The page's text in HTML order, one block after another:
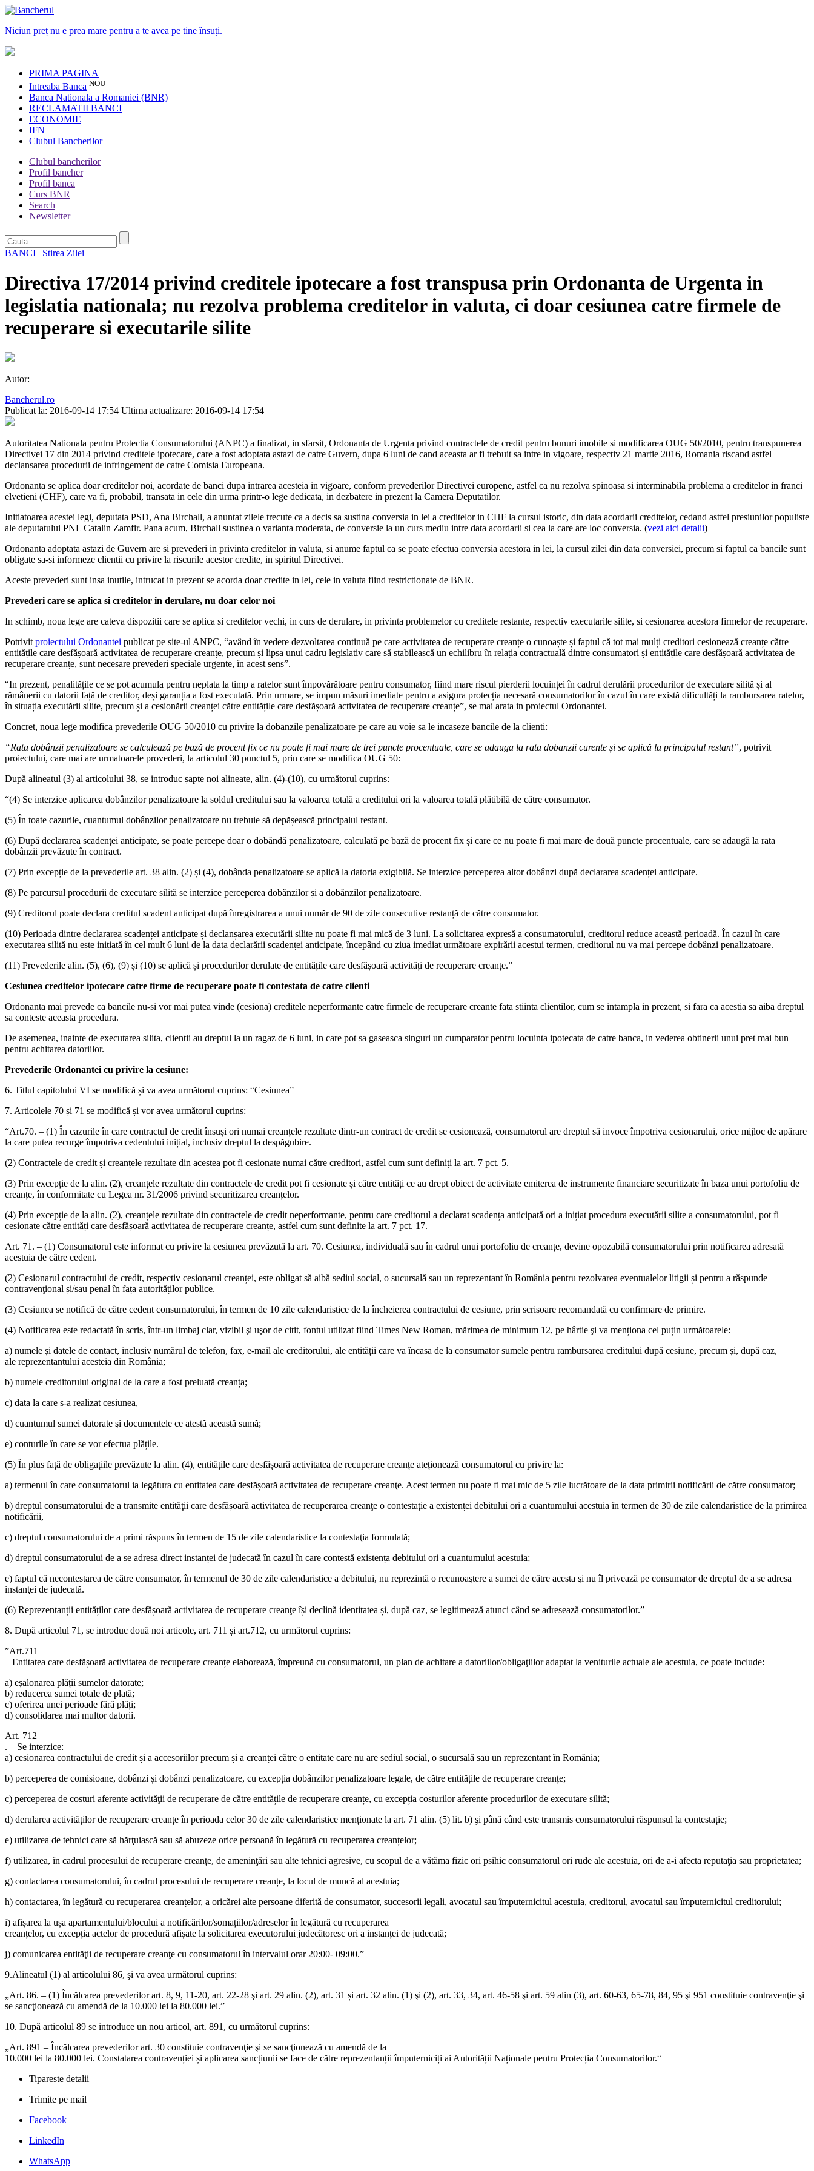
Niciun preț nu e prea mare pentru a te avea pe tine însuți.
PRIMA PAGINA
Intreaba Banca NOU
Banca Nationala a Romaniei (BNR)
RECLAMATII BANCI
ECONOMIE
IFN
Clubul Bancherilor
Clubul bancherilor
Profil bancher
Profil banca
Curs BNR
Search
Newsletter
BANCI | Stirea Zilei
Directiva 17/2014 privind creditele ipotecare a fost transpusa prin Ordonanta de Urgenta in
legislatia nationala; nu rezolva problema creditelor in valuta, ci doar cesiunea catre firmele de
recuperare si executarile silite
Autor:
Bancherul.ro
Publicat la: 2016-09-14 17:54 Ultima actualizare: 2016-09-14 17:54
Autoritatea Nationala pentru Protectia Consumatorului (ANPC) a finalizat, in sfarsit, Ordonanta de Urgenta privind contractele de credit pentru bunuri imobile si modificarea OUG 50/2010, pentru transpunerea
Directivei 17 din 2014 privind creditele ipotecare, care a fost adoptata astazi de catre Guvern, dupa 6 luni de cand aceasta ar fi trebuit sa intre in vigoare, respectiv 21 martie 2016, Romania riscand astfel
declansarea procedurii de infringement de catre Comisia Europeana.
Ordonanta se aplica doar creditelor noi, acordate de banci dupa intrarea acesteia in vigoare, conform prevederilor Directivei europene, astfel ca nu rezolva spinoasa si interminabila problema a creditelor in franci
elvetieni (CHF), care va fi, probabil, transata in cele din urma printr-o lege dedicata, in dezbatere in prezent la Camera Deputatilor.
Initiatoarea acestei legi, deputata PSD, Ana Birchall, a anuntat zilele trecute ca a decis sa sustina conversia in lei a creditelor in CHF la cursul istoric, din data acordarii creditelor, cedand astfel presiunilor populiste
ale deputatului PNL Catalin Zamfir. Pana acum, Birchall sustinea o varianta moderata, de conversie la un curs mediu intre data acordarii si cea la care are loc conversia. (vezi aici detalii)
Ordonanta adoptata astazi de Guvern are si prevederi in privinta creditelor in valuta, si anume faptul ca se poate efectua conversia acestora in lei, la cursul zilei din data conversiei, precum si faptul ca bancile sunt
obligate sa-si informeze clientii cu privire la riscurile acestor credite, in spiritul Directivei.
Aceste prevederi sunt insa inutile, intrucat in prezent se acorda doar credite in lei, cele in valuta fiind restrictionate de BNR.
Prevederi care se aplica si creditelor in derulare, nu doar celor noi
In schimb, noua lege are cateva dispozitii care se aplica si creditelor vechi, in curs de derulare, in privinta problemelor cu creditele restante, respectiv executarile silite, si cesionarea acestora firmelor de recuperare.
Potrivit proiectului Ordonantei publicat pe site-ul ANPC, “având în vedere dezvoltarea continuă pe care activitatea de recuperare creanțe o cunoaște și faptul că tot mai mulți creditori cesionează creanțe către
entitățile care desfășoară activitatea de recuperare creanțe, precum și lipsa unui cadru legislativ care să stabilească un echilibru în relația contractuală dintre consumatori și entitățile care desfășoară activitatea de
recuperare creanțe, sunt necesare prevederi speciale urgente, în acest sens”.
“In prezent, penalitățile ce se pot acumula pentru neplata la timp a ratelor sunt împovărătoare pentru consumator, fiind mare riscul pierderii locuinței în cadrul derulării procedurilor de executare silită și al
rămânerii cu datorii față de creditor, deși garanția a fost executată. Prin urmare, se impun măsuri imediate pentru a asigura protecția necesară consumatorilor în cazul în care există dificultăți la rambursarea ratelor,
în situația executării silite, precum și a cesionării creanței către entitățile care desfășoară activitatea de recuperare creanțe”, se mai arata in proiectul Ordonantei.
Concret, noua lege modifica prevederile OUG 50/2010 cu privire la dobanzile penalizatoare pe care au voie sa le incaseze bancile de la clienti:
“Rata dobânzii penalizatoare se calculează pe bază de procent fix ce nu poate fi mai mare de trei puncte procentuale, care se adauga la rata dobanzii curente și se aplică la principalul restant”, potrivit
proiectului, care mai are urmatoarele provederi, la articolul 30 punctul 5, prin care se modifica OUG 50:
După alineatul (3) al articolului 38, se introduc șapte noi alineate, alin. (4)-(10), cu următorul cuprins:
“(4) Se interzice aplicarea dobânzilor penalizatoare la soldul creditului sau la valoarea totală a creditului ori la valoarea totală plătibilă de către consumator.
(5) În toate cazurile, cuantumul dobânzilor penalizatoare nu trebuie să depășească principalul restant.
(6) După declararea scadenței anticipate, se poate percepe doar o dobândă penalizatoare, calculată pe bază de procent fix și care ce nu poate fi mai mare de două puncte procentuale, care se adaugă la rata
dobânzii prevăzute în contract.
(7) Prin excepție de la prevederile art. 38 alin. (2) și (4), dobânda penalizatoare se aplică la datoria exigibilă. Se interzice perceperea altor dobânzi după declararea scadenței anticipate.
(8) Pe parcursul procedurii de executare silită se interzice perceperea dobânzilor și a dobânzilor penalizatoare.
(9) Creditorul poate declara creditul scadent anticipat după înregistrarea a unui număr de 90 de zile consecutive restanță de către consumator.
(10) Perioada dintre declararea scadenței anticipate și declanșarea executării silite nu poate fi mai mică de 3 luni. La solicitarea expresă a consumatorului, creditorul reduce această perioadă. În cazul în care
executarea silită nu este inițiată în cel mult 6 luni de la data declarării scadenței anticipate, începând cu ziua imediat următoare expirării acestui termen, creditorul nu va mai percepe dobânzi penalizatoare.
(11) Prevederile alin. (5), (6), (9) și (10) se aplică și procedurilor derulate de entitățile care desfășoară activități de recuperare creanțe.”
Cesiunea creditelor ipotecare catre firme de recuperare poate fi contestata de catre clienti
Ordonanta mai prevede ca bancile nu-si vor mai putea vinde (cesiona) creditele neperformante catre firmele de recuperare creante fata stiinta clientilor, cum se intampla in prezent, si fara ca acestia sa aiba dreptul
sa conteste aceasta procedura.
De asemenea, inainte de executarea silita, clientii au dreptul la un ragaz de 6 luni, in care pot sa gaseasca singuri un cumparator pentru locuinta ipotecata de catre banca, in vederea obtinerii unui pret mai bun
pentru achitarea datoriilor.
Prevederile Ordonantei cu privire la cesiune:
6. Titlul capitolului VI se modifică și va avea următorul cuprins: “Cesiunea”
7. Articolele 70 și 71 se modifică și vor avea următorul cuprins:
“Art.70. – (1) În cazurile în care contractul de credit însuși ori numai creanțele rezultate dintr-un contract de credit se cesionează, consumatorul are dreptul să invoce împotriva cesionarului, orice mijloc de apărare
la care putea recurge împotriva cedentului inițial, inclusiv dreptul la despăgubire.
(2) Contractele de credit și creanțele rezultate din acestea pot fi cesionate numai către creditori, astfel cum sunt definiți la art. 7 pct. 5.
(3) Prin excepție de la alin. (2), creanțele rezultate din contractele de credit pot fi cesionate și către entități ce au drept obiect de activitate emiterea de instrumente financiare securitizate în baza unui portofoliu de
creanțe, în conformitate cu Legea nr. 31/2006 privind securitizarea creanțelor.
(4) Prin excepție de la alin. (2), creanțele rezultate din contractele de credit neperformante, pentru care creditorul a declarat scadența anticipată ori a inițiat procedura executării silite a consumatorului, pot fi
cesionate către entități care desfășoară activitatea de recuperare creanțe, astfel cum sunt definite la art. 7 pct. 17.
Art. 71. – (1) Consumatorul este informat cu privire la cesiunea prevăzută la art. 70. Cesiunea, individuală sau în cadrul unui portofoliu de creanțe, devine opozabilă consumatorului prin notificarea adresată
acestuia de către cedent.
(2) Cesionarul contractului de credit, respectiv cesionarul creanței, este obligat să aibă sediul social, o sucursală sau un reprezentant în România pentru rezolvarea eventualelor litigii și pentru a răspunde
contravenţional și/sau penal în fața autorităților publice.
(3) Cesiunea se notifică de către cedent consumatorului, în termen de 10 zile calendaristice de la încheierea contractului de cesiune, prin scrisoare recomandată cu confirmare de primire.
(4) Notificarea este redactată în scris, într-un limbaj clar, vizibil şi uşor de citit, fontul utilizat fiind Times New Roman, mărimea de minimum 12, pe hârtie şi va menționa cel puțin următoarele:
a) numele și datele de contact, inclusiv numărul de telefon, fax, e-mail ale creditorului, ale entității care va încasa de la consumator sumele pentru rambursarea creditului după cesiune, precum și, după caz,
ale reprezentantului acesteia din România;
b) numele creditorului original de la care a fost preluată creanța;
c) data la care s-a realizat cesiunea,
d) cuantumul sumei datorate şi documentele ce atestă această sumă;
e) conturile în care se vor efectua plățile.
(5) În plus față de obligațiile prevăzute la alin. (4), entitățile care desfășoară activitatea de recuperare creanțe ateționează consumatorul cu privire la:
a) termenul în care consumatorul ia legătura cu entitatea care desfășoară activitatea de recuperare creanţe. Acest termen nu poate fi mai mic de 5 zile lucrătoare de la data primirii notificării de către consumator;
b) dreptul consumatorului de a transmite entităţii care desfășoară activitatea de recuperarea creanţe o contestaţie a existenței debitului ori a cuantumului acestuia în termen de 30 de zile calendaristice de la primirea
notificării,
c) dreptul consumatorului de a primi răspuns în termen de 15 de zile calendaristice la contestaţia formulată;
d) dreptul consumatorului de a se adresa direct instanței de judecată în cazul în care contestă existența debitului ori a cuantumului acestuia;
e) faptul că necontestarea de către consumator, în termenul de 30 de zile calendaristice a debitului, nu reprezintă o recunoaştere a sumei de către acesta şi nu îl privează pe consumator de dreptul de a se adresa
instanţei de judecată.
(6) Reprezentanții entităților care desfășoară activitatea de recuperare creanţe își declină identitatea și, după caz, se legitimează atunci când se adresează consumatorilor.”
8. După articolul 71, se introduc două noi articole, art. 711 și art.712, cu următorul cuprins:
”Art.711
– Entitatea care desfășoară activitatea de recuperare creanțe elaborează, împreună cu consumatorul, un plan de achitare a datoriilor/obligaţiilor adaptat la veniturile actuale ale acestuia, ce poate include:
a) eșalonarea plății sumelor datorate;
b) reducerea sumei totale de plată;
c) oferirea unei perioade fără plăți;
d) consolidarea mai multor datorii.
Art. 712
. – Se interzice:
a) cesionarea contractului de credit și a accesoriilor precum și a creanței către o entitate care nu are sediul social, o sucursală sau un reprezentant în România;
b) perceperea de comisioane, dobânzi și dobânzi penalizatoare, cu excepția dobânzilor penalizatoare legale, de către entitățile de recuperare creanțe;
c) perceperea de costuri aferente activităţii de recuperare de către entitățile de recuperare creanțe, cu excepția costurilor aferente procedurilor de executare silită;
d) derularea activităților de recuperare creanțe în perioada celor 30 de zile calendaristice menționate la art. 71 alin. (5) lit. b) şi până când este transmis consumatorului răspunsul la contestație;
e) utilizarea de tehnici care să hărţuiască sau să abuzeze orice persoană în legătură cu recuperarea creanțelor;
f) utilizarea, în cadrul procesului de recuperare creanțe, de ameninţări sau alte tehnici agresive, cu scopul de a vătăma fizic ori psihic consumatorul ori rude ale acestuia, ori de a-i afecta reputaţia sau proprietatea;
g) contactarea consumatorului, în cadrul procesului de recuperare creanțe, la locul de muncă al acestuia;
h) contactarea, în legătură cu recuperarea creanțelor, a oricărei alte persoane diferită de consumator, succesorii legali, avocatul sau împuternicitul acestuia, creditorul, avocatul sau împuternicitul creditorului;
i) afișarea la ușa apartamentului/blocului a notificărilor/somațiilor/adreselor în legătură cu recuperarea
creanțelor, cu excepția actelor de procedură afișate la solicitarea executorului judecătoresc ori a instanței de judecată;
j) comunicarea entităţii de recuperare creanţe cu consumatorul în intervalul orar 20:00- 09:00.”
9.Alineatul (1) al articolului 86, şi va avea următorul cuprins:
„Art. 86. – (1) Încălcarea prevederilor art. 8, 9, 11-20, art. 22-28 şi art. 29 alin. (2), art. 31 și art. 32 alin. (1) şi (2), art. 33, 34, art. 46-58 şi art. 59 alin (3), art. 60-63, 65-78, 84, 95 şi 951 constituie contravenţie şi
se sancţionează cu amendă de la 10.000 lei la 80.000 lei.”
10. După articolul 89 se introduce un nou articol, art. 891, cu următorul cuprins:
„Art. 891 – Încălcarea prevederilor art. 30 constituie contravenţie şi se sancţionează cu amendă de la
10.000 lei la 80.000 lei. Constatarea contravenției și aplicarea sancțiunii se face de către reprezentanții împuterniciți ai Autorității Naționale pentru Protecția Consumatorilor.“
Tipareste detalii
Trimite pe mail
Facebook
LinkedIn
WhatsApp